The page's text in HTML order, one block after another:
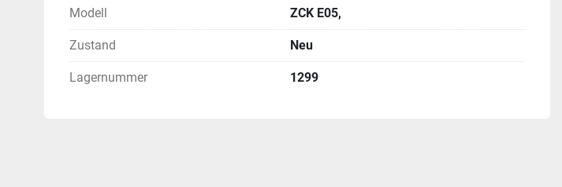
Modell ZCK E05,
Zustand Neu
Lagernummer 1299